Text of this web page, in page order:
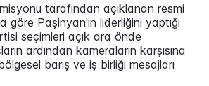
tarafından açıklanan resmi
Paşinyan'ın liderliğini yaptığı
seçimleri açık ara önde
ardından kameraların karşısına
barış ve iş birliği mesajları